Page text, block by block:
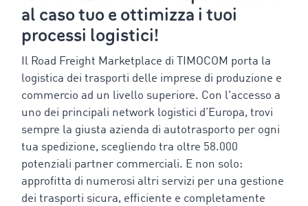
al caso tuo e ottimizza i tuoi
processi logistici!
Il Road Freight Marketplace di TIMOCOM porta la
logistica dei trasporti delle imprese di produzione e
commercio ad un livello superiore. Con l'accesso a
uno dei principali network logistici d’Europa, trovi
sempre la giusta azienda di autotrasporto per ogni
tua spedizione, scegliendo tra oltre 58.000
potenziali partner commerciali. E non solo:
approfitta di numerosi altri servizi per una gestione
dei trasporti sicura, efficiente e completamente